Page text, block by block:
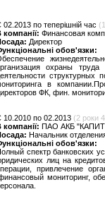
02.2013 по теперішній час
компанії: Финансовая
Директор
обов'язки:
охраны труда
структурных
в
ФК, фин.
10.2010 по 02.2013 (2 роки
компанії: ПАО АКБ
Начальник
обов'язки:
спектр банковских
лиц на
привлечение
мониторинг,